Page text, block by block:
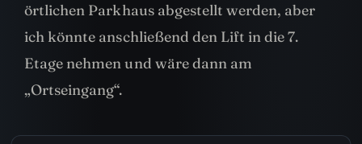
örtlichen Parkhaus abgestellt werden, aber
ich könnte anschließend den Lift in die 7.
Etage nehmen und wäre dann am
„Ortseingang“.